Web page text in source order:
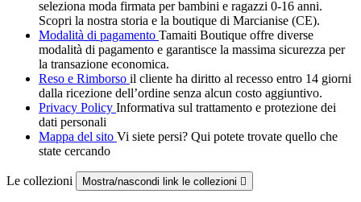
seleziona moda firmata per bambini e ragazzi 0-16 anni.
Scopri la nostra storia e la boutique di Marcianise (CE).
Modalità di pagamento Tamaiti Boutique offre diverse
modalità di pagamento e garantisce la massima sicurezza per
la transazione economica.
Reso e Rimborso il cliente ha diritto al recesso entro 14 giorni
dalla ricezione dell’ordine senza alcun costo aggiuntivo.
Privacy Policy Informativa sul trattamento e protezione dei
dati personali
Mappa del sito Vi siete persi? Qui potete trovate quello che
state cercando
Le collezioni Mostra/nascondi link le collezioni 